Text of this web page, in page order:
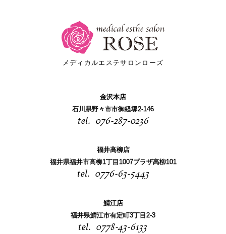
メディカルエステサロンローズ
金沢本店
石川県野々市市御経塚2-146
076-287-0236
福井高柳店
福井県福井市高柳1丁目1007プラザ高柳101
0776-63-5443
鯖江店
福井県鯖江市有定町3丁目2-3
0778-43-6133